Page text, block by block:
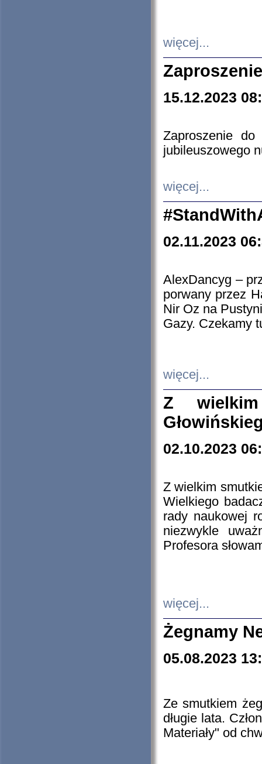
więcej...
15.12.2023
Zaproszenie do
jubileuszowego
więcej...
02.11.2023
AlexDancyg –
porwany przez
Nir Oz na
Gazy. Czekamy
więcej...
Z
02.10.2023
Z wielkim
Wielkiego
rady naukowej
niezwykle
Profesora
więcej...
Żegnamy
05.08.2023
Ze smutkiem
długie lata.
Materiały" od